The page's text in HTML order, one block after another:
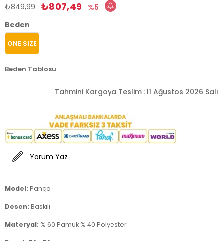
₺849,99 ₺807,49
5
Beden
ONE SIZE
Beden Tablosu
Tahmini Kargoya Teslim :11 Ağustos 2026 Salı
Yorum Yaz
Model: Panço
Desen: Baskılı
Materyal: % 60 Pamuk % 40 Polyester